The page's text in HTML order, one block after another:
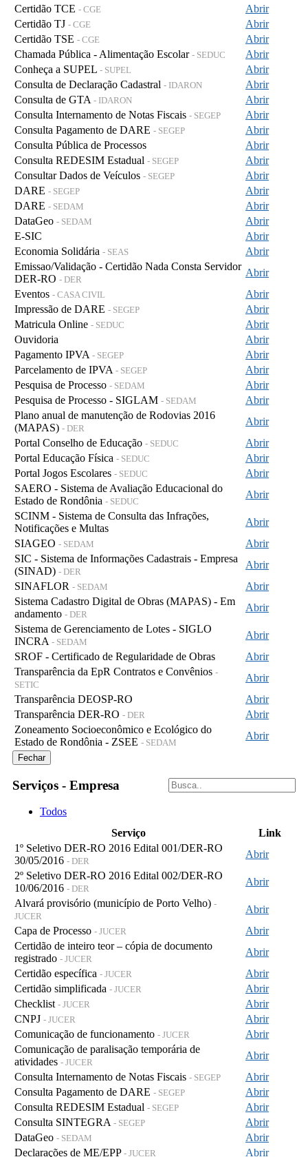
Certidão TCE - CGE
Abrir
Certidão TJ - CGE
Abrir
Certidão TSE - CGE
Abrir
Chamada Pública - Alimentação Escolar - SEDUC
Abrir
Conheça a SUPEL - SUPEL
Abrir
Consulta de Declaração Cadastral - IDARON
Abrir
Consulta de GTA - IDARON
Abrir
Consulta Internamento de Notas Fiscais - SEGEP
Abrir
Consulta Pagamento de DARE - SEGEP
Abrir
Consulta Pública de Processos
Abrir
Consulta REDESIM Estadual - SEGEP
Abrir
Consultar Dados de Veículos - SEGEP
Abrir
DARE - SEGEP
Abrir
DARE - SEDAM
Abrir
DataGeo - SEDAM
Abrir
E-SIC
Abrir
Economia Solidária - SEAS
Abrir
Emissao/Validação - Certidão Nada Consta Servidor
DER-RO - DER
Abrir
Eventos - CASA CIVIL
Abrir
Impressão de DARE - SEGEP
Abrir
Matricula Online - SEDUC
Abrir
Ouvidoria
Abrir
Pagamento IPVA - SEGEP
Abrir
Parcelamento de IPVA - SEGEP
Abrir
Pesquisa de Processo - SEDAM
Abrir
Pesquisa de Processo - SIGLAM - SEDAM
Abrir
Plano anual de manutenção de Rodovias 2016
(MAPAS) - DER
Abrir
Portal Conselho de Educação - SEDUC
Abrir
Portal Educação Física - SEDUC
Abrir
Portal Jogos Escolares - SEDUC
Abrir
SAERO - Sistema de Avaliação Educacional do
Estado de Rondônia - SEDUC
Abrir
SCINM - Sistema de Consulta das Infrações,
Notificações e Multas
Abrir
SIAGEO - SEDAM
Abrir
SIC - Sistema de Informações Cadastrais - Empresa
(SINAD) - DER
Abrir
SINAFLOR - SEDAM
Abrir
Sistema Cadastro Digital de Obras (MAPAS) - Em
andamento - DER
Abrir
Sistema de Gerenciamento de Lotes - SIGLO
INCRA - SEDAM
Abrir
SROF - Certificado de Regularidade de Obras
Abrir
Transparência da EpR Contratos e Convênios -
SETIC
Abrir
Transparência DEOSP-RO
Abrir
Transparência DER-RO - DER
Abrir
Zoneamento Socioeconômico e Ecológico do
Estado de Rondônia - ZSEE - SEDAM
Abrir
Fechar
Serviços - Empresa
Todos
Serviço
Link
1º Seletivo DER-RO 2016 Edital 001/DER-RO
30/05/2016 - DER
Abrir
2º Seletivo DER-RO 2016 Edital 002/DER-RO
10/06/2016 - DER
Abrir
Alvará provisório (município de Porto Velho) -
JUCER
Abrir
Capa de Processo - JUCER
Abrir
Certidão de inteiro teor – cópia de documento
registrado - JUCER
Abrir
Certidão específica - JUCER
Abrir
Certidão simplificada - JUCER
Abrir
Checklist - JUCER
Abrir
CNPJ - JUCER
Abrir
Comunicação de funcionamento - JUCER
Abrir
Comunicação de paralisação temporária de
atividades - JUCER
Abrir
Consulta Internamento de Notas Fiscais - SEGEP
Abrir
Consulta Pagamento de DARE - SEGEP
Abrir
Consulta REDESIM Estadual - SEGEP
Abrir
Consulta SINTEGRA - SEGEP
Abrir
DataGeo - SEDAM
Abrir
Declarações de ME/EPP - JUCER Abrir